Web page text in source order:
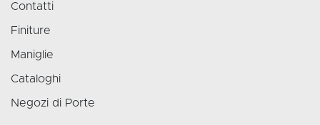
Contatti
Finiture
Maniglie
Cataloghi
Negozi di Porte